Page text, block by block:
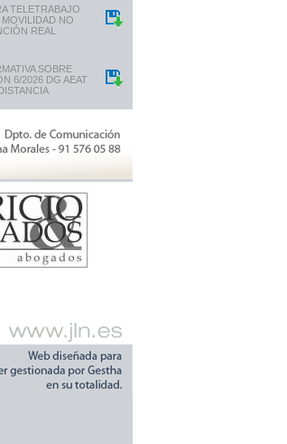
TELETRABAJO
NO
REAL
SOBRE
6/2026 DG AEAT